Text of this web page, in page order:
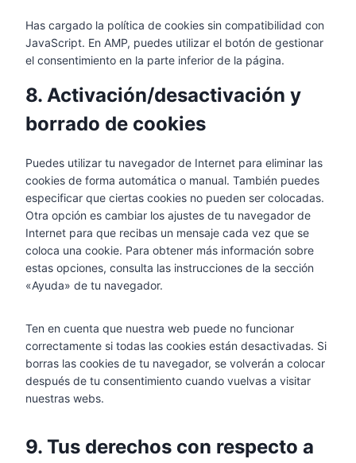
Has cargado la política de cookies sin compatibilidad con
JavaScript. En AMP, puedes utilizar el botón de gestionar
el consentimiento en la parte inferior de la página.
8. Activación/desactivación y
borrado de cookies
Puedes utilizar tu navegador de Internet para eliminar las
cookies de forma automática o manual. También puedes
especificar que ciertas cookies no pueden ser colocadas.
Otra opción es cambiar los ajustes de tu navegador de
Internet para que recibas un mensaje cada vez que se
coloca una cookie. Para obtener más información sobre
estas opciones, consulta las instrucciones de la sección
«Ayuda» de tu navegador.
Ten en cuenta que nuestra web puede no funcionar
correctamente si todas las cookies están desactivadas. Si
borras las cookies de tu navegador, se volverán a colocar
después de tu consentimiento cuando vuelvas a visitar
nuestras webs.
9. Tus derechos con respecto a